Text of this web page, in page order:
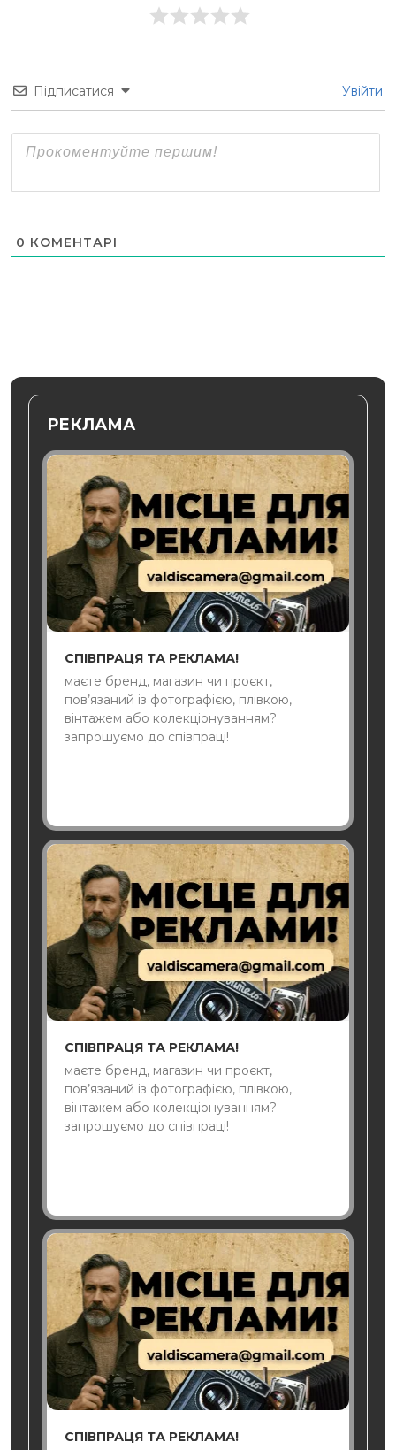
Підписатися Увійти
0 КОМЕНТАРІ
РЕКЛАМА
СПІВПРАЦЯ ТА РЕКЛАМА!
маєте бренд, магазин чи проєкт,
пов’язаний із фотографією, плівкою,
вінтажем або колекціонуванням?
запрошуємо до співпраці!
СПІВПРАЦЯ ТА РЕКЛАМА!
маєте бренд, магазин чи проєкт,
пов’язаний із фотографією, плівкою,
вінтажем або колекціонуванням?
запрошуємо до співпраці!
СПІВПРАЦЯ ТА РЕКЛАМА!